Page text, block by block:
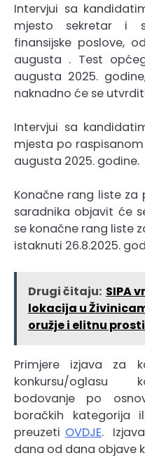
Intervjui sa
mjesto sekretar i
finansijske poslove,
augusta . Test
augusta 2025.
naknadno će se
Intervjui sa
mjesta po raspisanom
augusta 2025. godine.
Konačne rang liste za
saradnika objavit će
se konačne rang liste
istaknuti 26.8.2025.
Drugi čitaju: SIPA
lokacija u
oružje i elitnu
Primjere izjava za
konkursu/oglasu
bodovanje po
boračkih kategorija
preuzeti OVDJE.
dana od dana objave